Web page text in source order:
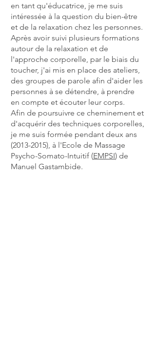
en tant qu'éducatrice, je me suis
intéressée à la question du bien-être
et de la relaxation chez les personnes.
Après avoir suivi plusieurs formations
autour de la relaxation et de
l'approche corporelle, par le biais du
toucher, j'ai mis en place des ateliers,
des groupes de parole afin d'aider les
personnes à se détendre, à prendre
en compte et écouter leur corps.
Afin de poursuivre ce cheminement et
d'acquérir des techniques corporelles,
je me suis formée pendant deux ans
(2013-2015), à l'Ecole de Massage
Psycho-Somato-Intuitif (EMPSI) de
Manuel Gastambide.